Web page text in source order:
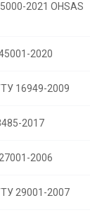
2021 OHSAS
2020
16949-2009
2017
2006
29001-2007